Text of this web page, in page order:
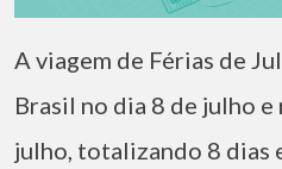
A viagem de Férias de
Brasil no dia 8 de julho
julho, totalizando 8 dias